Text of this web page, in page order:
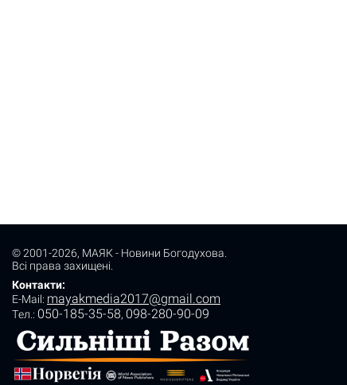
© 2001-2026, МАЯК - Новини Богодухова
Всі права захищені.
Контакти:
E-Mail: mayakmedia2017@gmail.com
Tел.: 050-185-35-58, 098-280-90-09